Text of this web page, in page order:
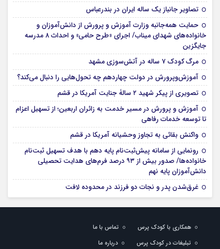
تصاویر جانباز یک ساله ایران در بندرعباس
حمایت همه‌جانبه وزارت آموزش و پرورش از دانش‌آموزان و
خانواده‌های شهدای میناب/ اجرای «طرح حامی» و احداث ۸ مدرسه
جایگزین
مرگ کودک ۷ ساله در آتش‌سوزی مشهد
آموزش‌وپرورش در دولت چهاردهم چه تحول‌هایی را دنبال می‌کند؟
تصویری از پیکر شهید ۲ سالۀ جنایت آمریکا در قشم
آموزش و پرورش در مسیر خدمت به زائران اربعین؛ از تسهیل اعزام
تا توسعه خدمات رفاهی
واکنش بقائی به تجاوز وحشیانه آمریکا در قشم
رونمایی از سامانه پیش‌ثبت‌نام پایه دهم با هدف تسهیل ثبت‌نام
خانواده‌ها/ صدور بیش از ۹۳ درصد فرم‌های هدایت تحصیلی
دانش‌آموزان پایه نهم
غرق‌شدن پدر و نجات دو فرزند در محدوده لافت
همکاری با کودک پرس
تماس با ما
تبلیغات در کودک پرس
درباره ما